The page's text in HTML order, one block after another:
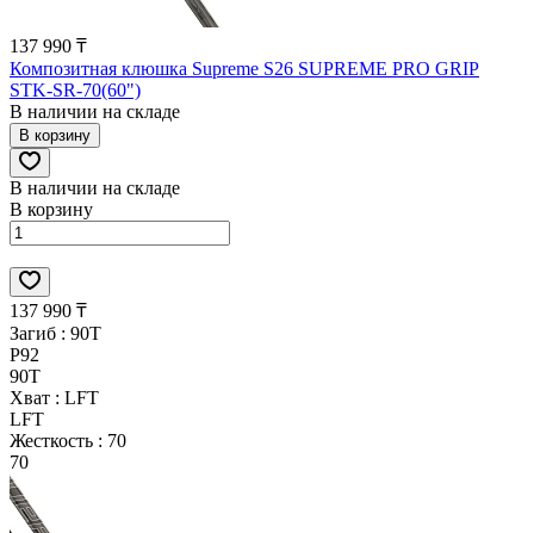
137 990 ₸
Композитная клюшка Supreme S26 SUPREME PRO GRIP
STK-SR-70(60")
В наличии на складе
В корзину
В наличии на складе
В корзину
137 990 ₸
Загиб : 90T
P92
90T
Хват : LFT
LFT
Жесткость : 70
70